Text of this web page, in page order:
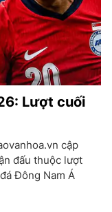
Lượt cuối
cập
đấu thuộc lượt
Đông Nam Á